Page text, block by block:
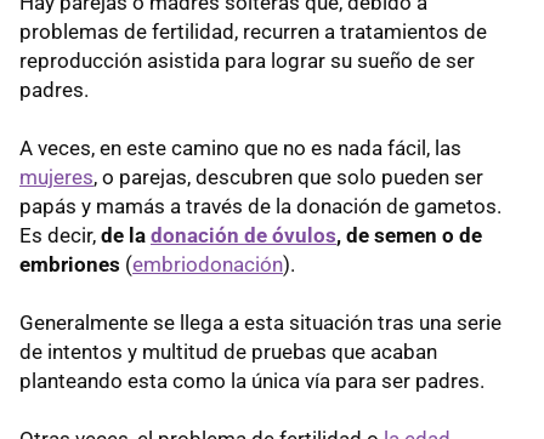
problemas de fertilidad, recurren a tratamientos de
reproducción asistida para lograr su sueño de ser
padres.
A veces, en este camino que no es nada fácil, las
mujeres, o parejas, descubren que solo pueden ser
papás y mamás a través de la donación de gametos.
Es decir, de la donación de óvulos, de semen o de
embriones (embriodonación).
Generalmente se llega a esta situación tras una serie
de intentos y multitud de pruebas que acaban
planteando esta como la única vía para ser padres.